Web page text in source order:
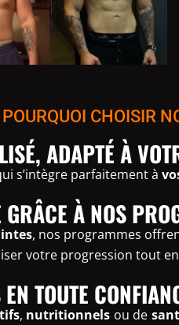
POURQUOI CHOISIR
ADAPTÉ À
s’intègre parfaitement à
À NOS
, nos programmes
votre progression tout
TOUTE
, nutritionnels ou de